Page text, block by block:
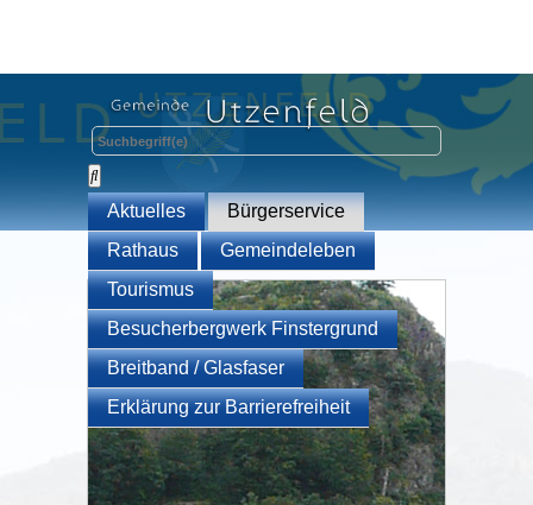
Aktuelles
Bürgerservice
Rathaus
Gemeindeleben
Tourismus
Besucherbergwerk Finstergrund
Breitband / Glasfaser
Erklärung zur Barrierefreiheit